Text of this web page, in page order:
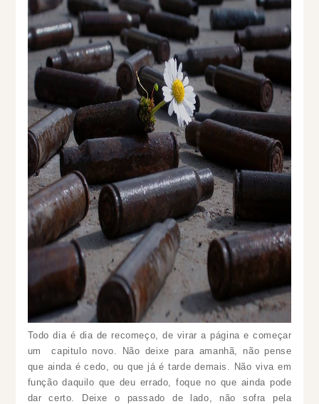
Todo dia é dia de recomeço, de virar a página e começar
um capitulo novo. Não deixe para amanhã, não pense
que ainda é cedo, ou que já é tarde demais. Não viva em
função daquilo que deu errado, foque no que ainda pode
dar certo. Deixe o passado de lado, não sofra pela